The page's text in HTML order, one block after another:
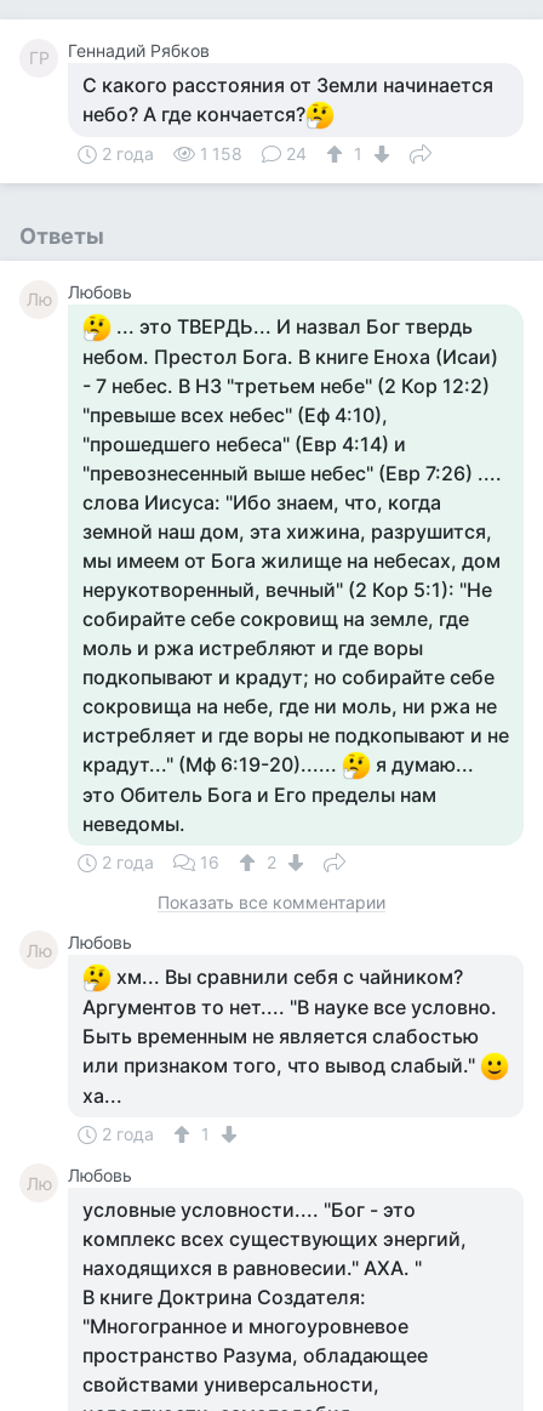
ГР Геннадий Рябков
С какого расстояния от Земли начинается
небо? А где кончается?
2 года 1 158 24 1
Ответы
Лю Любовь
... это ТВЕРДЬ... И назвал Бог твердь
небом. Престол Бога. В книге Еноха (Исаи)
- 7 небес. В НЗ "третьем небе" (2 Кор 12:2)
"превыше всех небес" (Еф 4:10),
"прошедшего небеса" (Евр 4:14) и
"превознесенный выше небес" (Евр 7:26) ....
слова Иисуса: "Ибо знаем, что, когда
земной наш дом, эта хижина, разрушится,
мы имеем от Бога жилище на небесах, дом
нерукотворенный, вечный" (2 Кор 5:1): "Не
собирайте себе сокровищ на земле, где
моль и ржа истребляют и где воры
подкопывают и крадут; но собирайте себе
сокровища на небе, где ни моль, ни ржа не
истребляет и где воры не подкопывают и не
крадут..." (Мф 6:19-20)......
я думаю...
это Обитель Бога и Его пределы нам
неведомы.
2 года 16
2
Показать все комментарии
Лю Любовь
хм... Вы сравнили себя с чайником?
Аргументов то нет.... "В науке все условно.
Быть временным не является слабостью
или признаком того, что вывод слабый."
ха...
2 года 1
Лю Любовь
условные условности.... "Бог - это
комплекс всех существующих энергий,
находящихся в равновесии." АХА. "
В книге Доктрина Создателя:
"Многогранное и многоуровневое
пространство Разума, обладающее
свойствами универсальности,